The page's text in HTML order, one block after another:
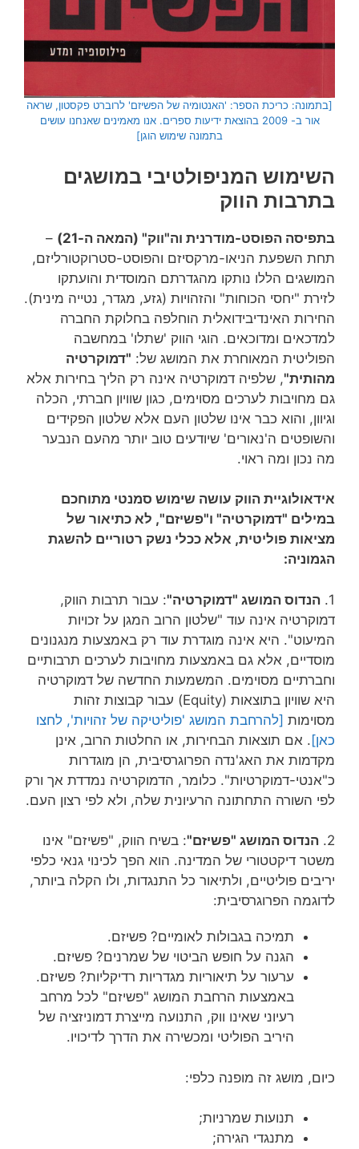
[בתמונה: כריכת הספר: 'האנטומיה של הפשיזם' לרוברט פקסטון, שראה
אור ב- 2009 בהוצאת ידיעות ספרים. אנו מאמינים שאנחנו עושים
בתמונה שימוש הוגן]
השימוש המניפולטיבי במושגים
בתרבות הווק
בתפיסה הפוסט-מודרנית וה"ווק" (המאה ה-21)
–
תחת השפעת הניאו-מרקסיזם והפוסט-סטרוקטורליזם,
המושגים הללו נותקו מהגדרתם המוסדית והועתקו
לזירת "יחסי הכוחות" והזהויות (גזע, מגדר, נטייה מינית).
החירות האינדיבידואלית הוחלפה בחלוקת החברה
למדכאים ומדוכאים. הוגי הווק 'שתלו' במחשבה
הפוליטית המאוחרת את המושג של: "דמוקרטיה
מהותית", שלפיה דמוקרטיה אינה רק הליך בחירות אלא
גם מחויבות לערכים מסוימים, כגון שוויון חברתי, הכלה
וגיוון, והוא כבר אינו שלטון העם אלא שלטון הפקידים
והשופטים ה'נאורים' שיודעים טוב יותר מהעם הנבער
מה נכון ומה ראוי.
אידאולוגיית הווק עושה שימוש סמנטי מתוחכם
במילים "דמוקרטיה" ו"פשיזם", לא כתיאור של
מציאות פוליטית, אלא ככלי נשק רטוריים להשגת
הגמוניה:
1. הנדוס המושג "דמוקרטיה": עבור תרבות הווק,
דמוקרטיה אינה עוד "שלטון הרוב המגן על זכויות
המיעוט". היא אינה מוגדרת עוד רק באמצעות מנגנונים
מוסדיים, אלא גם באמצעות מחויבות לערכים תרבותיים
וחברתיים מסוימים. המשמעות החדשה של דמוקרטיה
היא שוויון בתוצאות (Equity) עבור קבוצות זהות
מסוימות [להרחבת המושג 'פוליטיקה של זהויות', לחצו
כאן]. אם תוצאות הבחירות, או החלטות הרוב, אינן
מקדמות את האג'נדה הפרוגרסיבית, הן מוגדרות
כ"אנטי-דמוקרטיות". כלומר, הדמוקרטיה נמדדת אך ורק
לפי השורה התחתונה הרעיונית שלה, ולא לפי רצון העם.
2. הנדוס המושג "פשיזם": בשיח הווק, "פשיזם" אינו
משטר דיקטטורי של המדינה. הוא הפך לכינוי גנאי כלפי
יריבים פוליטיים, ולתיאור כל התנגדות, ולו הקלה ביותר,
לדוגמה הפרוגרסיבית:
תמיכה בגבולות לאומיים? פשיזם.
הגנה על חופש הביטוי של שמרנים? פשיזם.
ערעור על תיאוריות מגדריות רדיקליות? פשיזם.
באמצעות הרחבת המושג "פשיזם" לכל מרחב
רעיוני שאינו ווק, התנועה מייצרת דמוניזציה של
היריב הפוליטי ומכשירה את הדרך לדיכויו.
כיום, מושג זה מופנה כלפי:
תנועות שמרניות;
מתנגדי הגירה;